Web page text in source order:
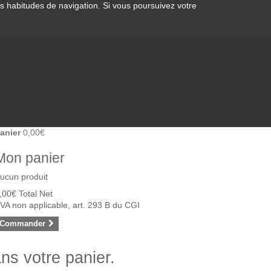
habitudes de navigation. Si vous poursuivez votre
0,00€
panier
produit
Total Net
non applicable, art. 293 B du CGI
Commander
votre panier.